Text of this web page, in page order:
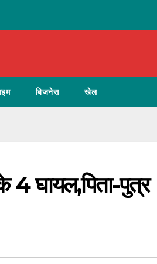
बिजनेस खेल
4 घायल,पिता-पुत्र